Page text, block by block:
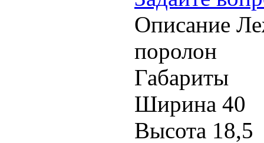
Описание
поролон
Габариты
Ширина 40
Высота 18,5